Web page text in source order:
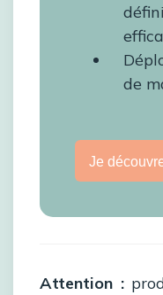
de
Je
Attention :